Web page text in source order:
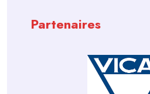
Partenaires